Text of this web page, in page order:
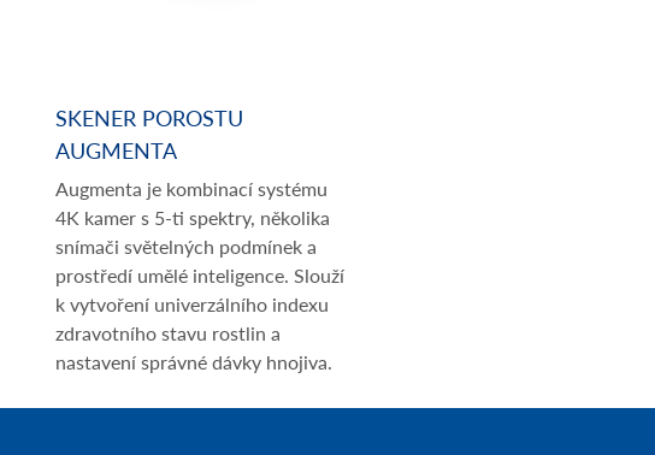
SKENER POROSTU
AUGMENTA
Augmenta je kombinací systému
4K kamer s 5-ti spektry, několika
snímači světelných podmínek a
prostředí umělé inteligence. Slouží
k vytvoření univerzálního indexu
zdravotního stavu rostlin a
nastavení správné dávky hnojiva.